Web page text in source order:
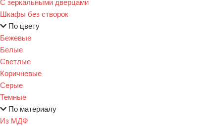
Шкафы без створок
По цвету
Бежевые
Белые
Светлые
Коричневые
Серые
Темные
По материалу
Из МДФ